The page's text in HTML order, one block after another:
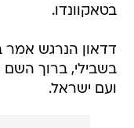
בטאקוונדו.
דדאון הנרגש אמר
בשבילי, ברוך השם
ועם ישראל.